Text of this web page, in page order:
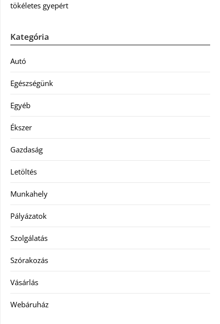
tökéletes gyepért
Kategória
Autó
Egészségünk
Egyéb
Ékszer
Gazdaság
Letöltés
Munkahely
Pályázatok
Szolgálatás
Szórakozás
Vásárlás
Webáruház